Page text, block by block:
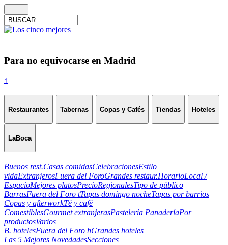
Para no equivocarse en Madrid
↑
Restaurantes Tabernas Copas y Cafés Tiendas Hoteles
LaBoca
Buenos rest.Casas comidasCelebracionesEstilo
vidaExtranjerosFuera del ForoGrandes restaur.HorarioLocal /
EspacioMejores platosPrecioRegionalesTipo de público
BarrasFuera del Foro tTapas domingo nocheTapas por barrios
Copas y afterworkTé y café
ComestiblesGourmet extranjerasPastelería PanaderíaPor
productosVarios
B. hotelesFuera del Foro hGrandes hoteles
Las 5 Mejores NovedadesSecciones